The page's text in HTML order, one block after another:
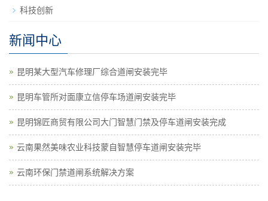
科技创新
新闻中心
昆明某大型汽车修理厂综合道闸安装完毕
昆明车管所对面康立信停车场道闸安装完毕
昆明锦匠商贸有限公司大门智慧门禁及停车道闸安装完成
云南果然美味农业科技蒙自智慧停车道闸安装完毕
云南环保门禁道闸系统解决方案